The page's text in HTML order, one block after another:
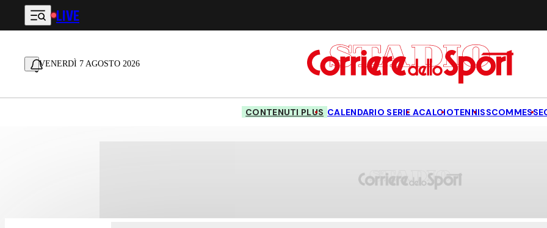
Vai al contenuto principale
LIVE
VENERDÌ 7 AGOSTO 2026
CONTENUTI PLUS CALENDARIO SERIE ACALCIOTENNISSCOMMESSE